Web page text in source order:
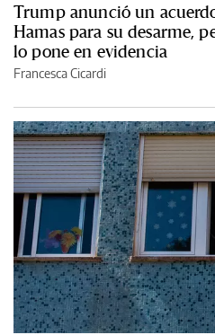
Trump anunció un
Hamas para su desarme,
lo pone en evidencia
Francesca Cicardi